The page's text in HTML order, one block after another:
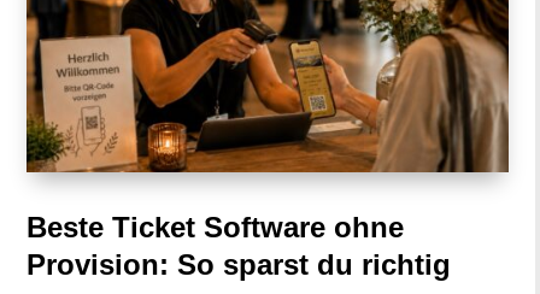
Beste Ticket Software ohne
Provision: So sparst du richtig